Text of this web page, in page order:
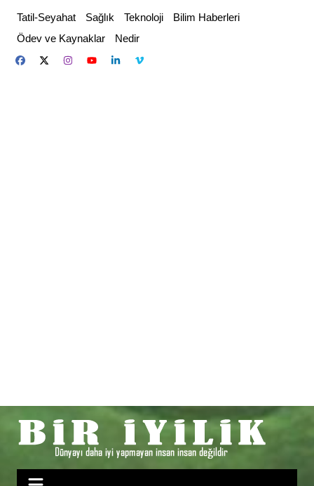
content
Tatil-Seyahat Sağlık Teknoloji
Bilim Haberleri
Ödev ve Kaynaklar
Nedir